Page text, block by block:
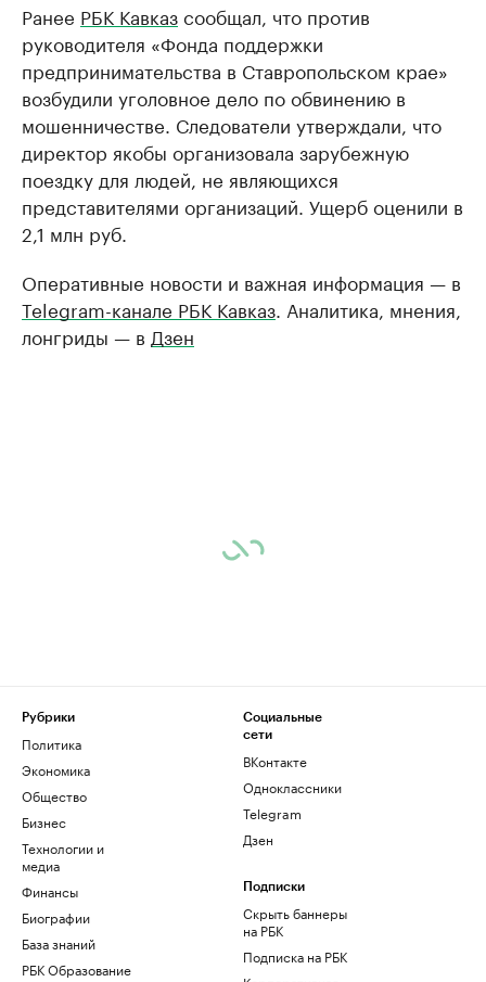
Ранее РБК Кавказсообщал, что против
руководителя «Фонда поддержки
предпринимательства в Ставропольском крае»
возбудили уголовное дело по обвинению в
мошенничестве. Следователи утверждали, что
директор якобы организовала зарубежную
поездку для людей, не являющихся
представителями организаций. Ущерб оценили в
2,1 млн руб.
Оперативные новости и важная информация — в
Telegram-канале РБК Кавказ . Аналитика, мнения,
лонгриды — в Дзен
Рубрики
Политика
Экономика
Общество
Бизнес
Технологии и
медиа
Финансы
Биографии
База знаний
РБК Образование
Социальные
сети
ВКонтакте
Одноклассники
Telegram
Дзен
Подписки
Скрыть баннеры
на РБК
Подписка на РБК